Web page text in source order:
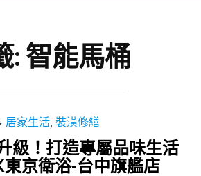
: 智能馬桶
居家生活, 裝潢修繕
級！打造專屬品味生活
京衛浴-台中旗艦店